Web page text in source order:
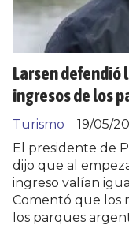
Larsen defendió
ingresos de los
Turismo
19/05/
El presidente de
dijo que al
ingreso valían
Comentó que los
los parques